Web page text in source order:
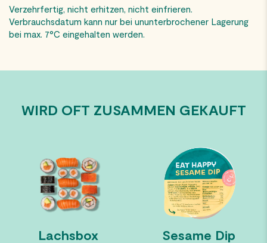
Verzehrfertig, nicht erhitzen, nicht einfrieren.
Verbrauchsdatum kann nur bei ununterbrochener Lagerung
bei max. 7°C eingehalten werden.
WIRD OFT ZUSAMMEN GEKAUFT
Lachsbox Sesame Dip